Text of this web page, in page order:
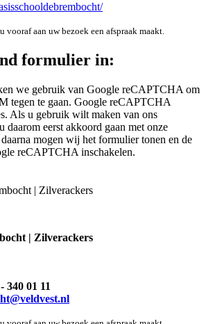
vooraf aan uw bezoek een afspraak maakt.
formulier in:
we gebruik van Google reCAPTCHA om
tegen te gaan. Google reCAPTCHA
Als u gebruik wilt maken van ons
daarom eerst akkoord gaan met onze
daarna mogen wij het formulier tonen en de
reCAPTCHA inschakelen.
| Zilverackers
340 01 11